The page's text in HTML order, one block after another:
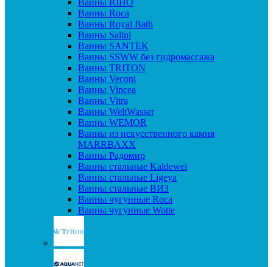
Ванны RIHO
Ванны Roca
Ванны Royal Bath
Ванны Salini
Ванны SANTEK
Ванны SSWW без гидромассажа
Ванны TRITON
Ванны Veconi
Ванны Vincea
Ванны Vitra
Ванны WeltWasser
Ванны WEMOR
Ванны из искусственного камня
MARRBAXX
Ванны Радомир
Ванны стальные Kaldewei
Ванны стальные Ligeya
Ванны стальные ВИЗ
Ванны чугунные Roca
Ванны чугунные Wotte